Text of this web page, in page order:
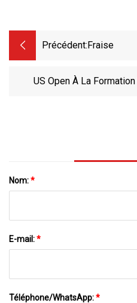
Précédent: Fraise
US Open À La
Nom:*
E-mail:*
Téléphone/WhatsApp:*